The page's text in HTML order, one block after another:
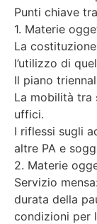
Punti chiave
1. Materie
La
l’utilizzo di
Il piano
La mobilità tra
uffici.
I riflessi sugli
altre PA e
2. Materie
Servizio
durata della
condizioni per